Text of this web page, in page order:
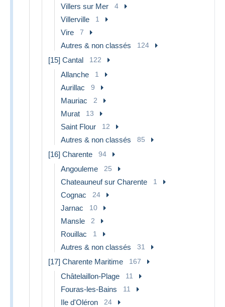
Villers sur Mer 4
Villerville 1
Vire 7
Autres & non classés 124
[15] Cantal 122
Allanche 1
Aurillac 9
Mauriac 2
Murat 13
Saint Flour 12
Autres & non classés 85
[16] Charente 94
Angouleme 25
Chateauneuf sur Charente 1
Cognac 24
Jarnac 10
Mansle 2
Rouillac 1
Autres & non classés 31
[17] Charente Maritime 167
Châtelaillon-Plage 11
Fouras-les-Bains 11
Ile d'Oléron 24